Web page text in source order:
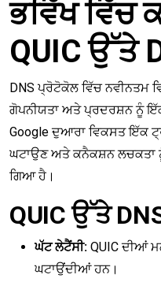
ਭਵਿੱਖ ਵਿੱਚ
QUIC ਉੱਤੇ
DNS ਪ੍ਰੋਟੋਕੋਲ ਵਿੱਚ ਨਵੀਨਤਮ
ਗੋਪਨੀਯਤਾ ਅਤੇ ਪ੍ਰਦਰਸ਼ਨ ਨੂੰ
Google ਦੁਆਰਾ ਵਿਕਸਤ ਇੱਕ
ਘਟਾਉਣ ਅਤੇ ਕਨੈਕਸ਼ਨ ਲਚਕਤਾ
ਗਿਆ ਹੈ।
QUIC ਉੱਤੇ
ਘੱਟ ਲੇਟੈਂਸੀ: QUIC ਦੀਆਂ
ਘਟਾਉਂਦੀਆਂ ਹਨ।